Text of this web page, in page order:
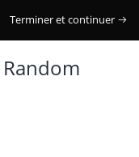
Terminer et continuer